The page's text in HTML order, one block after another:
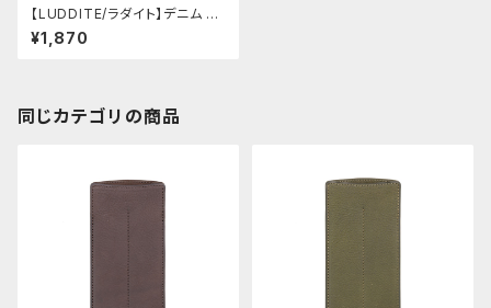
【LUDDITE/ラダイト】デニム ロ
ールペンケース・ミドル (無地)
¥1,870
同じカテゴリの商品